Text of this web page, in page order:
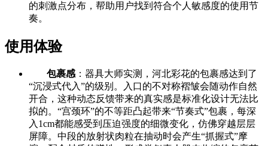
的刺激点分布，帮助用户找到符合个人敏感度的使用节
奏。
使用体验
包裹感 ：器具大师实测，河北彩花的包裹感达到了
“沉浸式代入”的级别。入口的不对称褶皱会随动作自然
开合，这种动态反馈带来的真实感是标准化设计无法比
拟的。“宫颈环”的不等距凸起带来“节奏式”包裹，每深
入1cm都能感受到压迫强度的细微变化，仿佛穿越层层
屏障。中段的放射状肉粒在抽动时会产生“抓握式”摩